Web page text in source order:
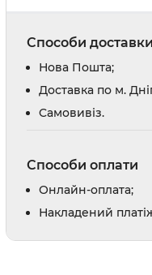
Способи доставки
Нова Пошта;
Доставка по м.
Cамовивіз.
Способи оплати
Онлайн-оплата;
Накладений